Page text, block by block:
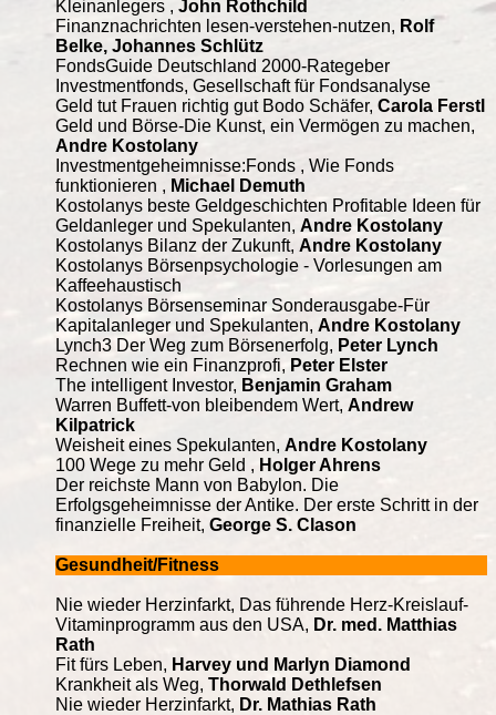
Kleinanlegers , John Rothchild
Finanznachrichten lesen-verstehen-nutzen, Rolf
Belke, Johannes Schlütz
FondsGuide Deutschland 2000-Rategeber
Investmentfonds, Gesellschaft für Fondsanalyse
Geld tut Frauen richtig gut Bodo Schäfer, Carola Ferstl
Geld und Börse-Die Kunst, ein Vermögen zu machen,
Andre Kostolany
Investmentgeheimnisse:Fonds , Wie Fonds
funktionieren , Michael Demuth
Kostolanys beste Geldgeschichten Profitable Ideen für
Geldanleger und Spekulanten, Andre Kostolany
Kostolanys Bilanz der Zukunft, Andre Kostolany
Kostolanys Börsenpsychologie - Vorlesungen am
Kaffeehaustisch
Kostolanys Börsenseminar Sonderausgabe-Für
Kapitalanleger und Spekulanten, Andre Kostolany
Lynch3 Der Weg zum Börsenerfolg, Peter Lynch
Rechnen wie ein Finanzprofi, Peter Elster
The intelligent Investor, Benjamin Graham
Warren Buffett-von bleibendem Wert, Andrew
Kilpatrick
Weisheit eines Spekulanten, Andre Kostolany
100 Wege zu mehr Geld , Holger Ahrens
Der reichste Mann von Babylon. Die
Erfolgsgeheimnisse der Antike. Der erste Schritt in der
finanzielle Freiheit, George S. Clason
Gesundheit/Fitness
Nie wieder Herzinfarkt, Das führende Herz-Kreislauf-
Vitaminprogramm aus den USA, Dr. med. Matthias
Rath
Fit fürs Leben, Harvey und Marlyn Diamond
Krankheit als Weg, Thorwald Dethlefsen
Nie wieder Herzinfarkt, Dr. Mathias Rath